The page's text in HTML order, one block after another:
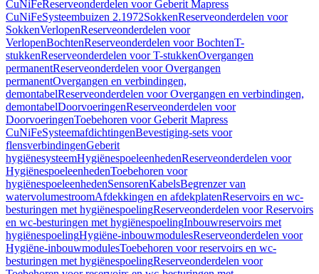
CuNiFeReserveonderdelen voor Geberit Mapress
CuNiFeSysteembuizen 2.1972SokkenReserveonderdelen voor
SokkenVerlopenReserveonderdelen voor
VerlopenBochtenReserveonderdelen voor BochtenT-
stukkenReserveonderdelen voor T-stukkenOvergangen
permanentReserveonderdelen voor Overgangen
permanentOvergangen en verbindingen,
demontabelReserveonderdelen voor Overgangen en verbindingen,
demontabelDoorvoeringenReserveonderdelen voor
DoorvoeringenToebehoren voor Geberit Mapress
CuNiFeSysteemafdichtingenBevestiging-sets voor
flensverbindingenGeberit
hygiënesysteemHygiënespoeleenhedenReserveonderdelen voor
HygiënespoeleenhedenToebehoren voor
hygiënespoeleenhedenSensorenKabelsBegrenzer van
watervolumestroomAfdekkingen en afdekplatenReservoirs en wc-
besturingen met hygiënespoelingReserveonderdelen voor Reservoirs
en wc-besturingen met hygiënespoelingInbouwreservoirs met
hygiënespoelingHygiëne-inbouwmodulesReserveonderdelen voor
Hygiëne-inbouwmodulesToebehoren voor reservoirs en wc-
besturingen met hygiënespoelingReserveonderdelen voor